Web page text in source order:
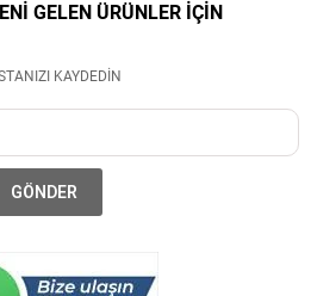
GELEN ÜRÜNLER İÇİN
KAYDEDİN
GÖNDER